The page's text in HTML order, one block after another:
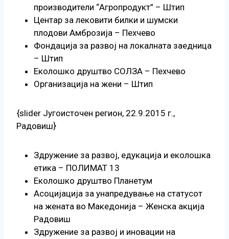
производители “Агропродукт” – Штип
Центар за лековити билки и шумски
плодови Амброзија – Пехчево
Фондација за развој на локалната заедница
– Штип
Еколошко друштво СОЛЗА – Пехчево
Организација на жени – Штип
{slider Југоисточен регион, 22.9.2015 г.,
Радовиш}
Здружение за развој, едукација и еколошка
етика – ПОЛИМАТ 13
Еколошко друштво Планетум
Асоцијација за унапредување на статусот
на жената во Македонија – Женска акција
Радовиш
Здружение за развој и иновации на